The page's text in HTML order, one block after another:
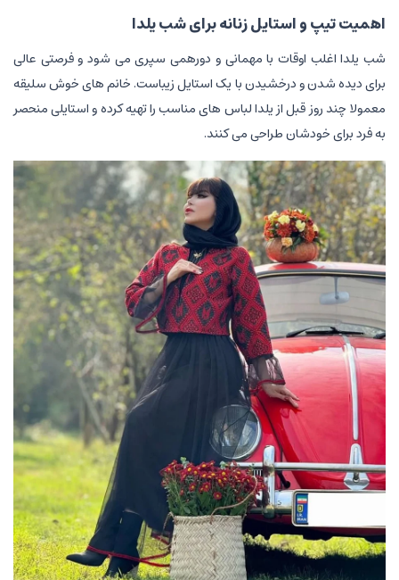
اهمیت تیپ و استایل زنانه برای شب یلدا
شب یلدا اغلب اوقات با مهمانی و دورهمی سپری می شود و فرصتی عالی
برای دیده شدن و درخشیدن با یک استایل زیباست. خانم های خوش سلیقه
معمولا چند روز قبل از یلدا لباس های مناسب را تهیه کرده و استایلی منحصر
به فرد برای خودشان طراحی می کنند.